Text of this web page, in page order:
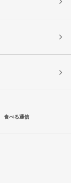
食べる通信